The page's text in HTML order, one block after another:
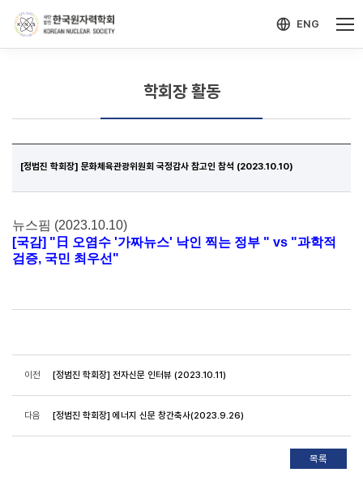
ENG
학회장 활동
[정범진 학회장] 문화체육관광위원회 국정감사 참고인 참석 (2023.10.10)
뉴스핌 (2023.10.10)
[국감] "日 오염수 '가짜뉴스' 낙인 찍는 정부 " vs "과학적
검증, 국민 최우선"
이전 [정범진 학회장] 전자신문 인터뷰 (2023.10.11)
다음 [정범진 학회장] 에너지 신문 창간축사(2023.9.26)